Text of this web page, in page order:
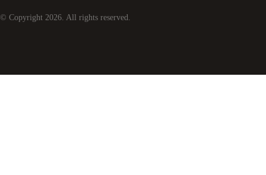
© Copyright 2026. All rights reserved.